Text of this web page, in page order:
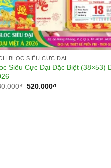
BLOC SIÊU CỰC ĐẠI
Siêu Cực Đại Đặc Biệt (38×53)
₫ Giá
520.000₫Giá